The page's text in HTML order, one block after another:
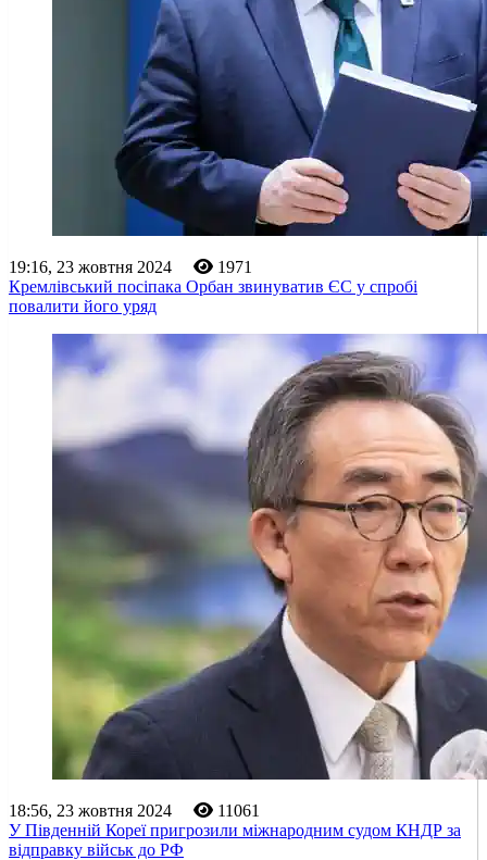
19:16, 23 жовтня 2024
1971
Кремлівський посіпака Орбан звинуватив ЄС у спробі
повалити його уряд
18:56, 23 жовтня 2024
11061
У Південній Кореї пригрозили міжнародним судом КНДР за
відправку військ до РФ